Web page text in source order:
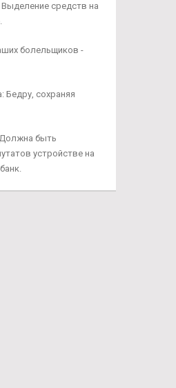
средств на
болельщиков -
Бедру, сохраняя
быть
устройстве на